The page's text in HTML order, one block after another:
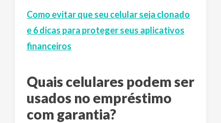
Como evitar que seu celular seja clonado
e 6 dicas para proteger seus aplicativos
financeiros
Quais celulares podem ser
usados no empréstimo
com garantia?